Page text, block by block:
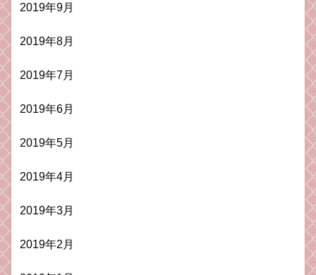
2019年9月
2019年8月
2019年7月
2019年6月
2019年5月
2019年4月
2019年3月
2019年2月